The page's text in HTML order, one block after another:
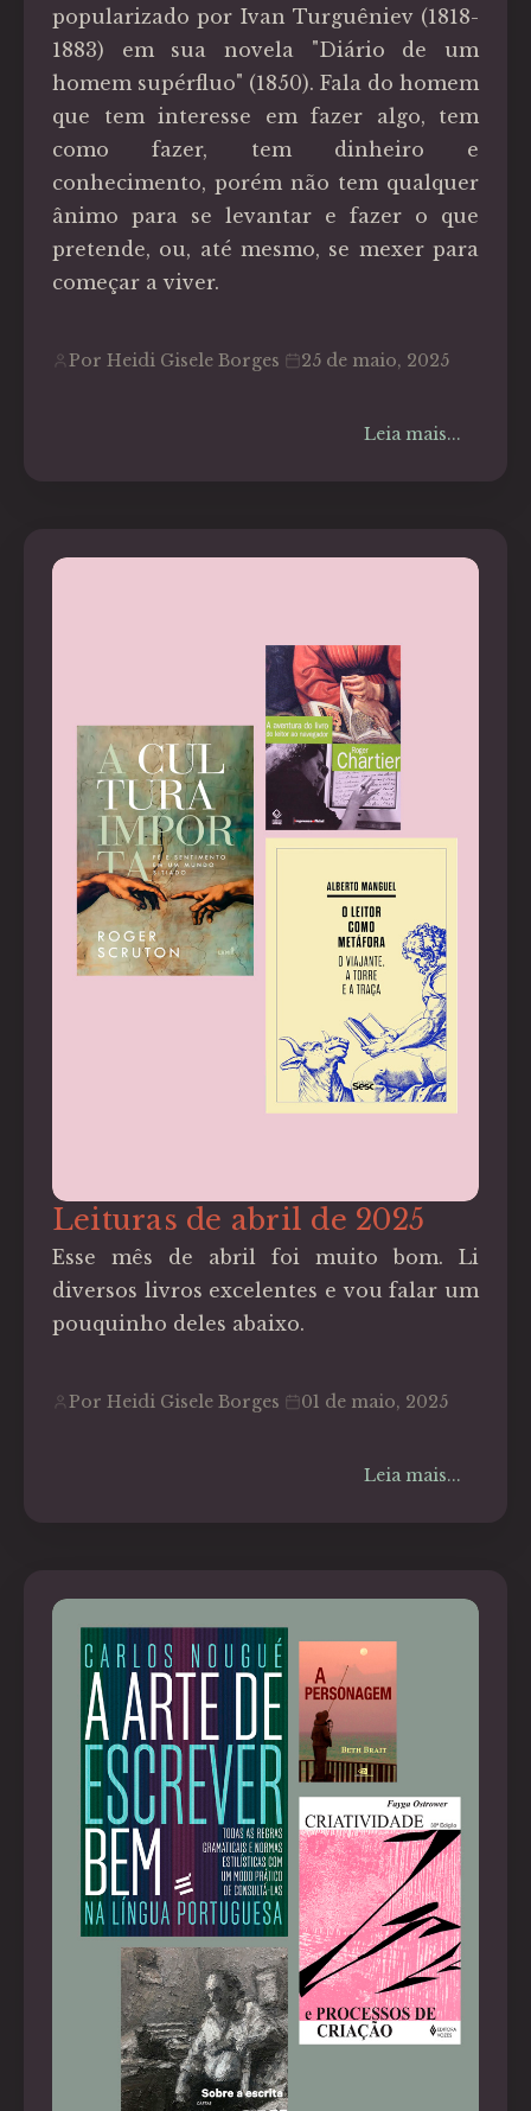
popularizado por Ivan Turguêniev (1818-
1883) em sua novela "Diário de um
homem supérfluo" (1850). Fala do homem
que tem interesse em fazer algo, tem
como fazer, tem dinheiro e
conhecimento, porém não tem qualquer
ânimo para se levantar e fazer o que
pretende, ou, até mesmo, se mexer para
começar a viver.
Por Heidi Gisele Borges 25 de maio, 2025
Leia mais...
Leituras de abril de 2025
Esse mês de abril foi muito bom. Li
diversos livros excelentes e vou falar um
pouquinho deles abaixo.
Por Heidi Gisele Borges 01 de maio, 2025
Leia mais...